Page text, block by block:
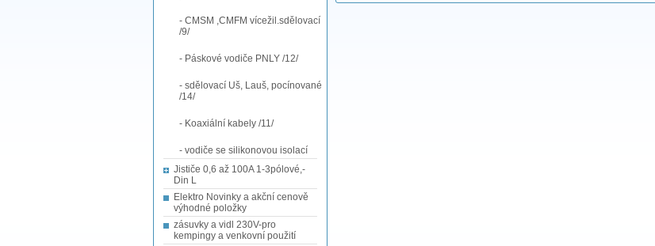
- CMSM ,CMFM vícežil.sdělovací
/9/
- Páskové vodiče PNLY /12/
- sdělovací Uš, Lauš, pocínované
/14/
- Koaxiální kabely /11/
- vodiče se silikonovou isolací
Jističe 0,6 až 100A 1-3pólové,-
Din L
Elektro Novinky a akční cenově
výhodné položky
zásuvky a vidl 230V-pro
kempingy a venkovní použití